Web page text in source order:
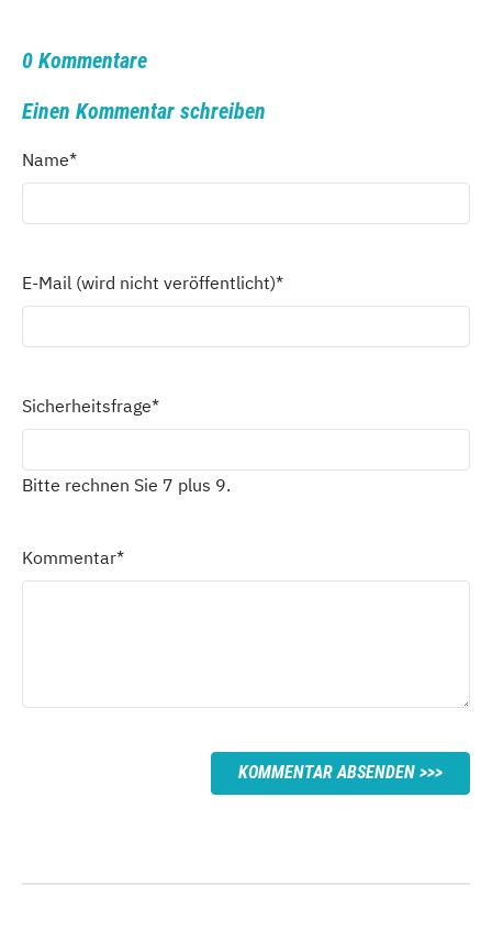
0 Kommentare
Einen Kommentar schreiben
Name*
E-Mail (wird nicht veröffentlicht)*
Sicherheitsfrage*
Bitte rechnen Sie 7 plus 9.
Kommentar*
KOMMENTAR ABSENDEN